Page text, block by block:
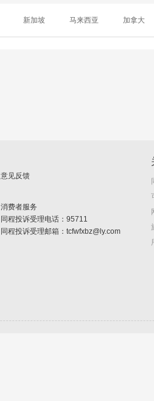
新加坡 马来西亚 加拿大
意见反馈
消费者服务
同程投诉受理电话：95711
同程投诉受理邮箱：tcfwfxbz@ly.com